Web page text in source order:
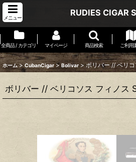
メニュー
RUDIES CIGAR
全商品 / カテゴリ マイページ 商品検索 ご利用
ホーム > CubanCigar > Bolivar > ボリバー // ベリ
ボリバー // ベリコソス フィノス